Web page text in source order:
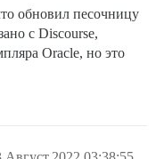
обновил песочницу
с Discourse,
Oracle, но это